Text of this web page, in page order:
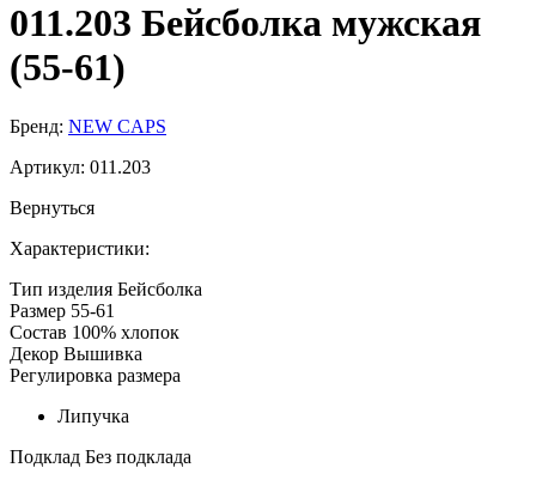
011.203 Бейсболка мужская
(55-61)
Бренд: NEW CAPS
Артикул: 011.203
Вернуться
Характеристики:
Тип изделия Бейсболка
Размер 55-61
Состав 100% хлопок
Декор Вышивка
Регулировка размера
Липучка
Подклад Без подклада